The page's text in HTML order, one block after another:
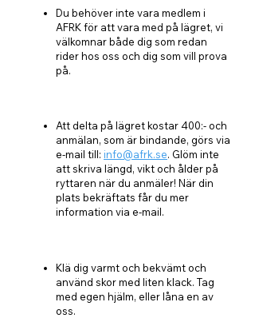
Du behöver inte vara medlem i
AFRK för att vara med på lägret, vi
välkomnar både dig som redan
rider hos oss och dig som vill prova
på.
Att delta på lägret kostar 400:- och
anmälan, som är bindande, görs via
e-mail till: info@afrk.se. Glöm inte
att skriva längd, vikt och ålder på
ryttaren när du anmäler! När din
plats bekräftats får du mer
information via e-mail.
Klä dig varmt och bekvämt och
använd skor med liten klack. Tag
med egen hjälm, eller låna en av
oss.